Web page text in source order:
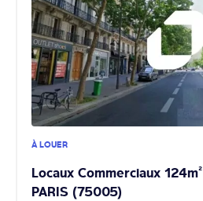
À LOUER
Locaux Commerciaux 124m²
PARIS (75005)